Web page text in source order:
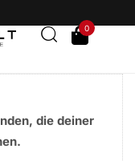
0
die deiner